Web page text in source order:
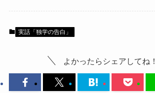
実話「独学の告白」
よかったらシェアしてね！